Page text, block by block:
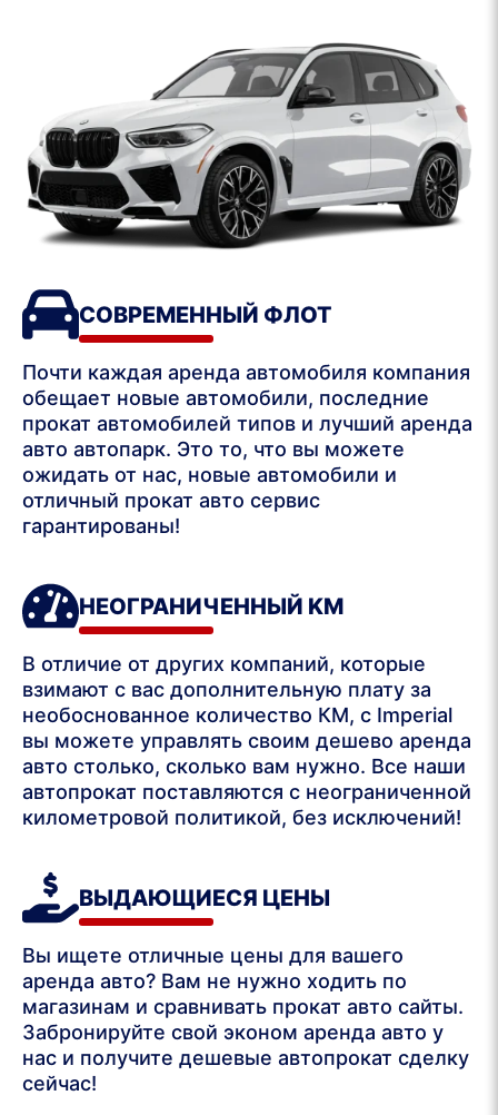
СОВРЕМЕННЫЙ ФЛОТ
Почти каждая аренда автомобиля компания
обещает новые автомобили, последние
прокат автомобилей типов и лучший аренда
авто автопарк. Это то, что вы можете
ожидать от нас, новые автомобили и
отличный прокат авто сервис
гарантированы!
НЕОГРАНИЧЕННЫЙ ΚΜ
В отличие от других компаний, которые
взимают с вас дополнительную плату за
необоснованное количество КМ, с Imperial
вы можете управлять своим дешево аренда
авто столько, сколько вам нужно. Все наши
автопрокат поставляются с неограниченной
километровой политикой, без исключений!
ВЫДАЮЩИЕСЯ ЦЕНЫ
Вы ищете отличные цены для вашего
аренда авто? Вам не нужно ходить по
магазинам и сравнивать прокат авто сайты.
Забронируйте свой эконом аренда авто у
нас и получите дешевые автопрокат сделку
сейчас!